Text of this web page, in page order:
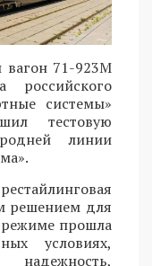
вагон 71-923М
российского
системы»
тестовую
линии
решением для
режиме прошла
условиях,